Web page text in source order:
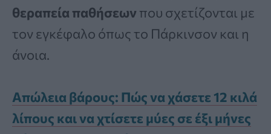
θεραπεία παθήσεων που σχετίζονται με
τον εγκέφαλο όπως το Πάρκινσον και η
άνοια.
Απώλεια βάρους: Πώς να χάσετε 12 κιλά
λίπους και να χτίσετε μύες σε έξι μήνες